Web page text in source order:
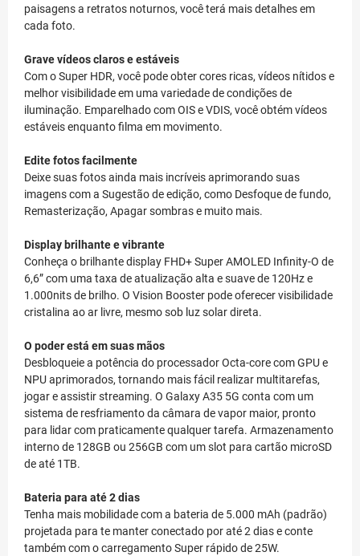
paisagens a retratos noturnos, você terá mais detalhes em
cada foto.
Grave vídeos claros e estáveis
Com o Super HDR, você pode obter cores ricas, vídeos nítidos e
melhor visibilidade em uma variedade de condições de
iluminação. Emparelhado com OIS e VDIS, você obtém vídeos
estáveis enquanto filma em movimento.
Edite fotos facilmente
Deixe suas fotos ainda mais incríveis aprimorando suas
imagens com a Sugestão de edição, como Desfoque de fundo,
Remasterização, Apagar sombras e muito mais.
Display brilhante e vibrante
Conheça o brilhante display FHD+ Super AMOLED Infinity-O de
6,6” com uma taxa de atualização alta e suave de 120Hz e
1.000nits de brilho. O Vision Booster pode oferecer visibilidade
cristalina ao ar livre, mesmo sob luz solar direta.
O poder está em suas mãos
Desbloqueie a potência do processador Octa-core com GPU e
NPU aprimorados, tornando mais fácil realizar multitarefas,
jogar e assistir streaming. O Galaxy A35 5G conta com um
sistema de resfriamento da câmara de vapor maior, pronto
para lidar com praticamente qualquer tarefa. Armazenamento
interno de 128GB ou 256GB com um slot para cartão microSD
de até 1TB.
Bateria para até 2 dias
Tenha mais mobilidade com a bateria de 5.000 mAh (padrão)
projetada para te manter conectado por até 2 dias e conte
também com o carregamento Super rápido de 25W.